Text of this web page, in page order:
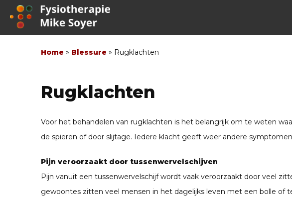
Home » Blessure » Rugklachten
Rugklachten
Voor het behandelen van rugklachten is het belangrijk om te weten
de spieren of door slijtage. Iedere klacht geeft weer andere
Pijn veroorzaakt door tussenwervelschijven
Pijn vanuit een tussenwervelschijf wordt vaak veroorzaakt door veel
gewoontes zitten veel mensen in het dagelijks leven met een bolle of